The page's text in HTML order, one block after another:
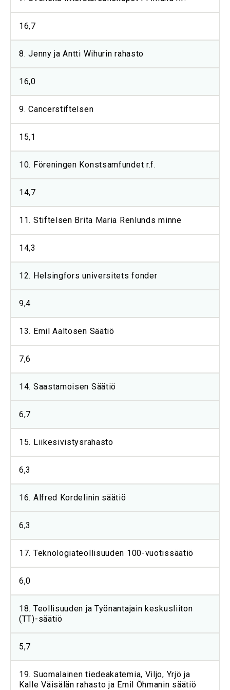
16,7
8. Jenny ja Antti Wihurin rahasto
16,0
9. Cancerstiftelsen
15,1
10. Föreningen Konstsamfundet r.f.
14,7
11. Stiftelsen Brita Maria Renlunds minne
14,3
12. Helsingfors universitets fonder
9,4
13. Emil Aaltosen Säätiö
7,6
14. Saastamoisen Säätiö
6,7
15. Liikesivistysrahasto
6,3
16. Alfred Kordelinin säätiö
6,3
17. Teknologiateollisuuden 100-vuotissäätiö
6,0
18. Teollisuuden ja Työnantajain keskusliiton
(TT)-säätiö
5,7
19. Suomalainen tiedeakatemia, Viljo, Yrjö ja
Kalle Väisälän rahasto ja Emil Öhmanin säätiö